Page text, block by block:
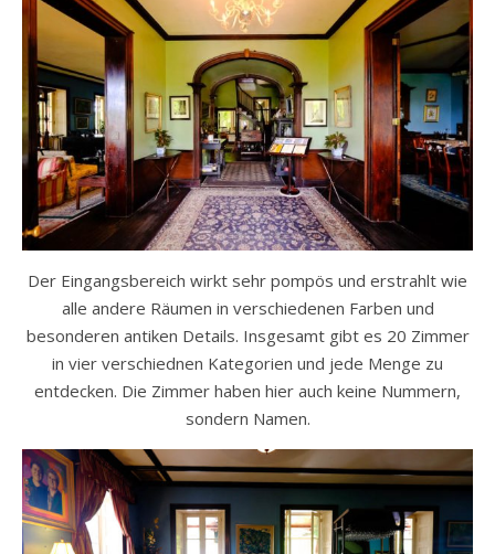
Der Eingangsbereich wirkt sehr pompös und erstrahlt wie
alle andere Räumen in verschiedenen Farben und
besonderen antiken Details. Insgesamt gibt es 20 Zimmer
in vier verschiednen Kategorien und jede Menge zu
entdecken. Die Zimmer haben hier auch keine Nummern,
sondern Namen.